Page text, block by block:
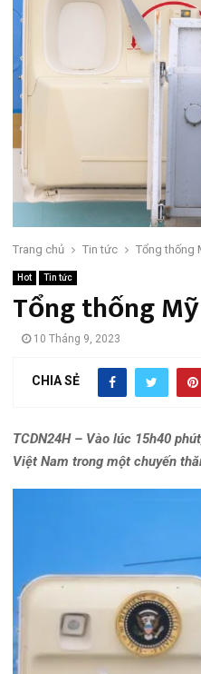
Trang chủ Tin tức Tổng thống
Hot Tin tức
Tổng thống
10 Tháng 9, 2023
CHIA SẺ
TCDN24H – Vào lúc 15h40
Việt Nam trong một chuyến